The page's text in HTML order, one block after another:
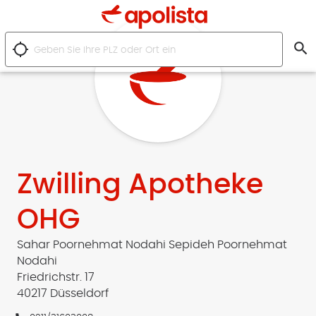
location_searching search
Zwilling Apotheke
OHG
Sahar Poornehmat Nodahi Sepideh Poornehmat
Nodahi
Friedrichstr. 17
40217 Düsseldorf